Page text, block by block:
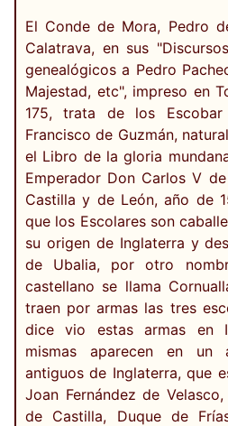
El Conde de Mora, Pedro
Calatrava, en sus
genealógicos a Pedro
Majestad, etc", impreso en
175, trata de los
Francisco de Guzmán,
el Libro de la gloria
Emperador Don Carlos V
Castilla y de León, año de
que los Escolares son
su origen de Inglaterra y
de Ubalia, por otro
castellano se llama
traen por armas las tres
dice vio estas armas en
mismas aparecen en
antiguos de Inglaterra, que
Joan Fernández de
de Castilla, Duque de